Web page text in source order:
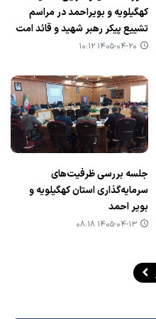
کهگیلویه و بویراحمد در مراسم
تشییع پیکر رهبر شهید و قائد امت
۱۴۰۵-۰۴-۲۰ ۱۰:۱۲
جلسه بررسی ظرفیت‌های
سرمایه‌گذاری استان کهگیلویه و
بویر احمد
۱۴۰۵-۰۴-۱۳ ۰۸:۱۸